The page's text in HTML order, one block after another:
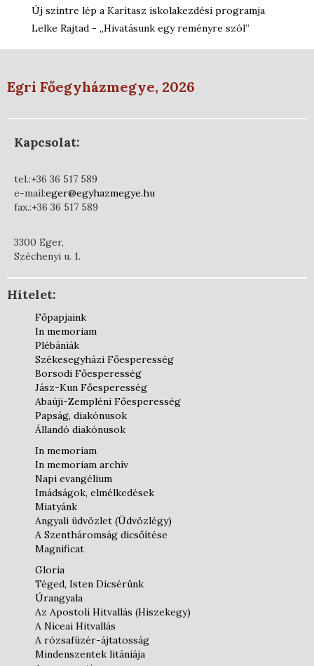
Új szintre lép a Karitasz iskolakezdési programja
Lelke Rajtad - „Hivatásunk egy reményre szól”
Egri Főegyházmegye, 2026
Kapcsolat:
tel.:+36 36 517 589
e-mail:eger@egyhazmegye.hu
fax.:+36 36 517 589
3300 Eger,
Széchenyi u. 1.
Hitelet:
Főpapjaink
In memoriam
Plébániák
Székesegyházi Főesperesség
Borsodi Főesperesség
Jász-Kun Főesperesség
Abaúji-Zempléni Főesperesség
Papság, diakónusok
Állandó diakónusok
In memoriam
In memoriam archív
Napi evangélium
Imádságok, elmélkedések
Miatyánk
Angyali üdvözlet (Üdvözlégy)
A Szentháromság dicsőítése
Magnificat
Gloria
Téged, Isten Dicsérünk
Úrangyala
Az Apostoli Hitvallás (Hiszekegy)
A Niceai Hitvallás
A rózsafüzér-ájtatosság
Mindenszentek litániája